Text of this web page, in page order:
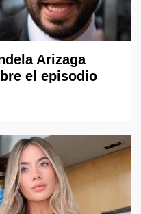
Arizaga
el episodio